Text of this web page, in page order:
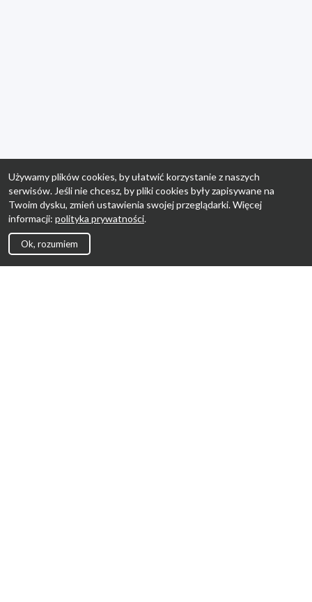
Używamy plików cookies, by ułatwić korzystanie z naszych
serwisów. Jeśli nie chcesz, by pliki cookies były zapisywane na
Twoim dysku, zmień ustawienia swojej przeglądarki. Więcej
informacji: polityka prywatności.
Ok, rozumiem